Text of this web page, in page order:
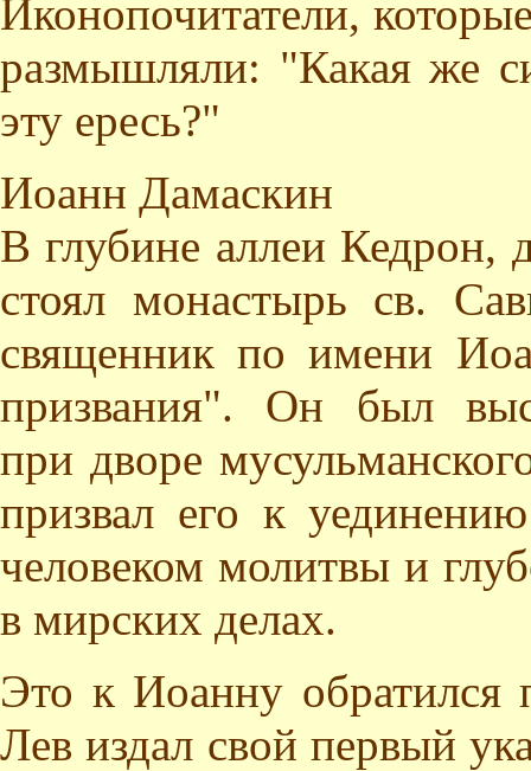
Иконопочитатели,
размышляли: "Какая же
эту ересь?"
Иоанн Дамаскин
В глубине аллеи Кедрон,
стоял монастырь св.
священник по имени
призвания". Он был
при дворе
призвал его к
человеком молитвы и
в мирских делах.
Это к Иоанну обратился
Лев издал свой первый